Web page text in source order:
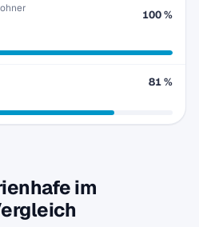
100 %
81 %
im